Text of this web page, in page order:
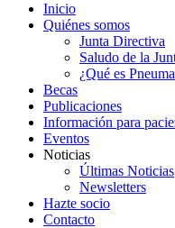
Inicio
Quiénes somos
Junta Directiva
Saludo de la
¿Qué es
Becas
Publicaciones
Información para
Eventos
Noticias
Últimas Noticias
Newsletters
Hazte socio
Contacto